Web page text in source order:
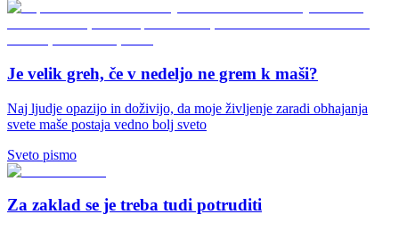
Je velik greh, če v nedeljo ne grem k maši?
Naj ljudje opazijo in doživijo, da moje življenje zaradi obhajanja
svete maše postaja vedno bolj sveto
Sveto pismo
Za zaklad se je treba tudi potruditi